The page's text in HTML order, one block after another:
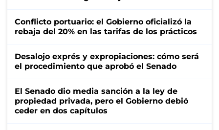
Conflicto portuario: el Gobierno oficializó la
rebaja del 20% en las tarifas de los prácticos
Desalojo exprés y expropiaciones: cómo será
el procedimiento que aprobó el Senado
El Senado dio media sanción a la ley de
propiedad privada, pero el Gobierno debió
ceder en dos capítulos